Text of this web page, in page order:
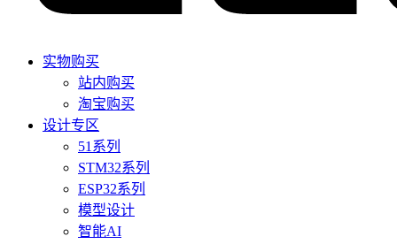
实物购买
站内购买
淘宝购买
设计专区
51系列
STM32系列
ESP32系列
模型设计
智能AI